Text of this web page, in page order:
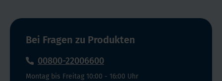
Bei Fragen zu Produkten
00800-22006600
Montag bis Freitag 10:00 - 16:00 Uhr